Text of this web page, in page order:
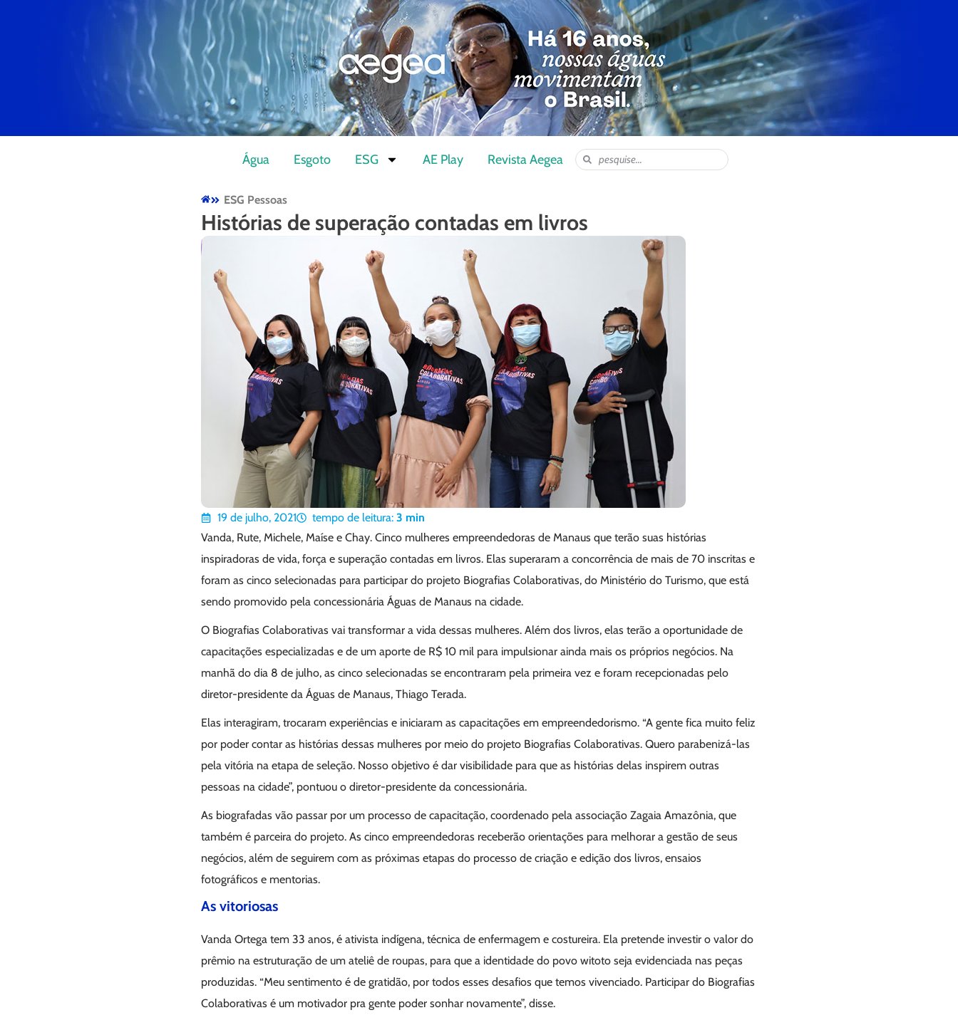
Água Esgoto ESG AE Play Revista Aegea
ESG Pessoas
Histórias de superação contadas em livros
19 de julho, 2021 tempo de leitura: 3 min
Vanda, Rute, Michele, Maíse e Chay. Cinco mulheres empreendedoras de Manaus que terão suas histórias
inspiradoras de vida, força e superação contadas em livros. Elas superaram a concorrência de mais de 70 inscritas e
foram as cinco selecionadas para participar do projeto Biografias Colaborativas, do Ministério do Turismo, que está
sendo promovido pela concessionária Águas de Manaus na cidade.
O Biografias Colaborativas vai transformar a vida dessas mulheres. Além dos livros, elas terão a oportunidade de
capacitações especializadas e de um aporte de R$ 10 mil para impulsionar ainda mais os próprios negócios. Na
manhã do dia 8 de julho, as cinco selecionadas se encontraram pela primeira vez e foram recepcionadas pelo
diretor-presidente da Águas de Manaus, Thiago Terada.
Elas interagiram, trocaram experiências e iniciaram as capacitações em empreendedorismo. “A gente fica muito feliz
por poder contar as histórias dessas mulheres por meio do projeto Biografias Colaborativas. Quero parabenizá-las
pela vitória na etapa de seleção. Nosso objetivo é dar visibilidade para que as histórias delas inspirem outras
pessoas na cidade”, pontuou o diretor-presidente da concessionária.
As biografadas vão passar por um processo de capacitação, coordenado pela associação Zagaia Amazônia, que
também é parceira do projeto. As cinco empreendedoras receberão orientações para melhorar a gestão de seus
negócios, além de seguirem com as próximas etapas do processo de criação e edição dos livros, ensaios
fotográficos e mentorias.
As vitoriosas
Vanda Ortega tem 33 anos, é ativista indígena, técnica de enfermagem e costureira. Ela pretende investir o valor do
prêmio na estruturação de um ateliê de roupas, para que a identidade do povo witoto seja evidenciada nas peças
produzidas. “Meu sentimento é de gratidão, por todos esses desafios que temos vivenciado. Participar do Biografias
Colaborativas é um motivador pra gente poder sonhar novamente”, disse.